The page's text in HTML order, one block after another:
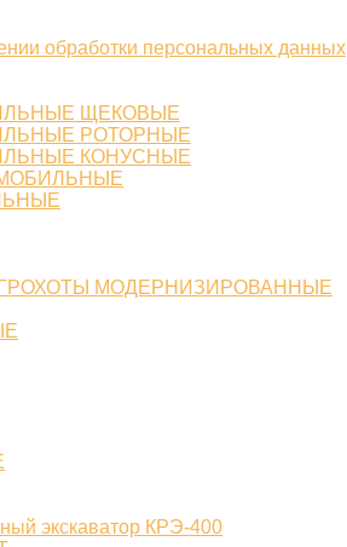
обработки персональных данных
ЩЕКОВЫЕ
РОТОРНЫЕ
КОНУСНЫЕ
МОДЕРНИЗИРОВАННЫЕ
экскаватор КРЭ-400